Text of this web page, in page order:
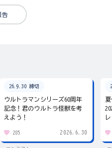
告
26.9.30 締切
ウルトラマンシリーズ60周年
記念！君のウルトラ怪獣を考
えよう！
285 2026.6.30